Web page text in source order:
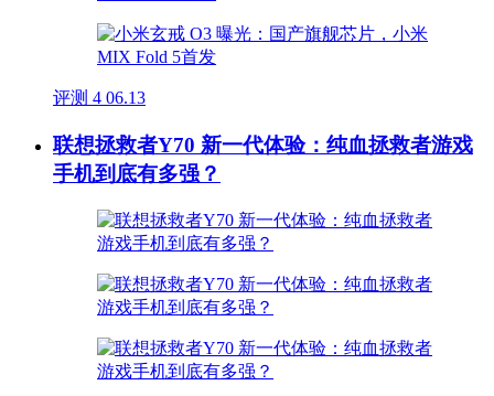
评测 4 06.13
联想拯救者Y70 新一代体验：纯血拯救者游戏
手机到底有多强？